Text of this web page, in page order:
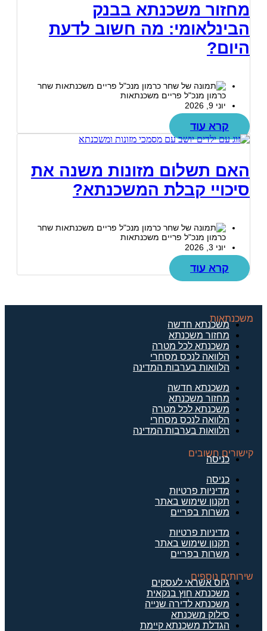
מחזור משכנתא בבנק
הבינלאומי: מה חשוב לדעת
היום?
שחר
כרמון מנכ"ל פריים משכנתאות
יוני 9, 2026
קרא עוד
האם תשלום מזונות משנה את
סיכויי קבלת המשכנתא?
שחר
כרמון מנכ"ל פריים משכנתאות
יוני 3, 2026
קרא עוד
משכנתאות
משכנתא חדשה
מחזור משכנתא
משכנתא לכל מטרה
הלוואה לנכס מסחרי
הלוואות בערבות המדינה
משכנתא חדשה
מחזור משכנתא
משכנתא לכל מטרה
הלוואה לנכס מסחרי
הלוואות בערבות המדינה
קישורים חשובים
כניסה
כניסה
מדיניות פרטיות
תקנון שימוש באתר
משרות בפריים
מדיניות פרטיות
תקנון שימוש באתר
משרות בפריים
שירותים נוספים
גיוס אשראי לעסקים
משכנתא חוץ בנקאית
משכנתא לדירה שנייה
סילוק משכנתא
הגדלת משכנתא קיימת